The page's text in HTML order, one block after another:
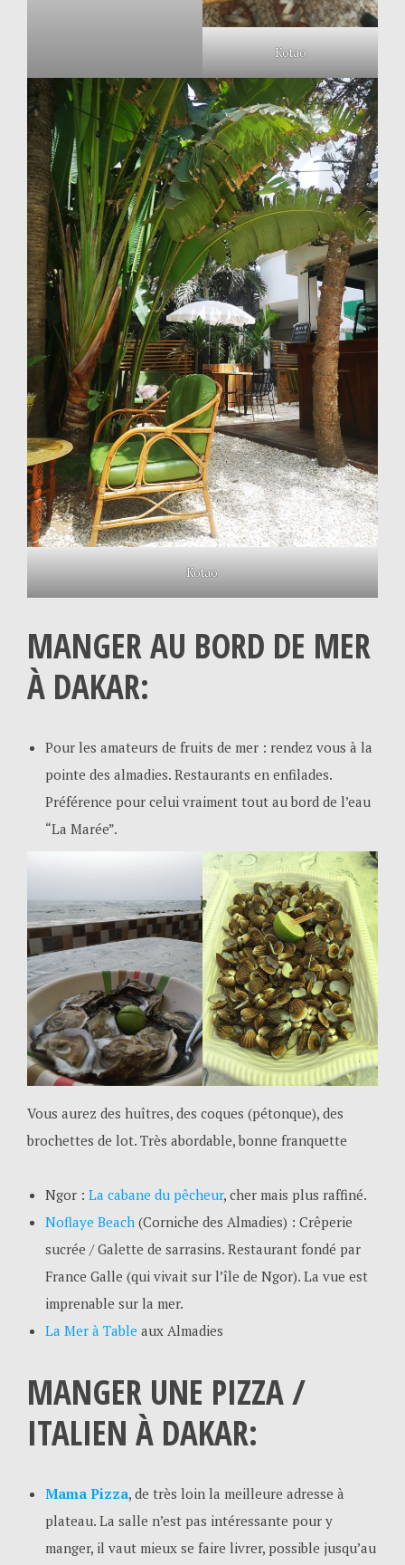
Kotao
Kotao
MANGER AU BORD DE MER
À DAKAR:
Pour les amateurs de fruits de mer : rendez vous à la
pointe des almadies. Restaurants en enfilades.
Préférence pour celui vraiment tout au bord de l’eau
“La Marée”.
Vous aurez des huîtres, des coques (pétonque), des
brochettes de lot. Très abordable, bonne franquette
Ngor : La cabane du pêcheur, cher mais plus raffiné.
Noflaye Beach (Corniche des Almadies) : Crêperie
sucrée / Galette de sarrasins. Restaurant fondé par
France Galle (qui vivait sur l’île de Ngor). La vue est
imprenable sur la mer.
La Mer à Table aux Almadies
MANGER UNE PIZZA /
ITALIEN À DAKAR:
Mama Pizza, de très loin la meilleure adresse à
plateau. La salle n’est pas intéressante pour y
manger, il vaut mieux se faire livrer, possible jusqu’au